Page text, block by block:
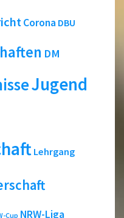
Corona DBU
DM
Jugend
Lehrgang
Cup NRW-Liga